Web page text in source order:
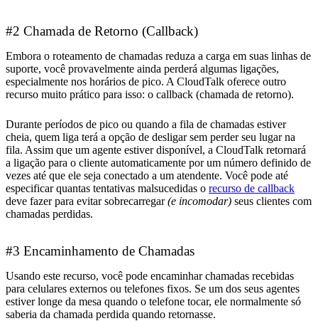
#2 Chamada de Retorno (Callback)
Embora o roteamento de chamadas reduza a carga em suas linhas de
suporte, você provavelmente ainda perderá algumas ligações,
especialmente nos horários de pico. A CloudTalk oferece outro
recurso muito prático para isso: o callback (chamada de retorno).
Durante períodos de pico ou quando a fila de chamadas estiver
cheia, quem liga terá a opção de desligar sem perder seu lugar na
fila. Assim que um agente estiver disponível, a CloudTalk retornará
a ligação para o cliente automaticamente por um número definido de
vezes até que ele seja conectado a um atendente. Você pode até
especificar quantas tentativas malsucedidas o recurso de callback
deve fazer para evitar sobrecarregar(e incomodar) seus clientes com
chamadas perdidas.
#3 Encaminhamento de Chamadas
Usando este recurso, você pode encaminhar chamadas recebidas
para celulares externos ou telefones fixos. Se um dos seus agentes
estiver longe da mesa quando o telefone tocar, ele normalmente só
saberia da chamada perdida quando retornasse.